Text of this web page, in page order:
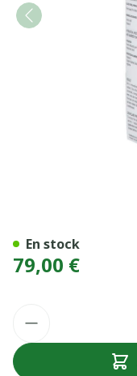
79,00 €
En stock